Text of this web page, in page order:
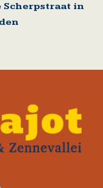
Scherpstraat in